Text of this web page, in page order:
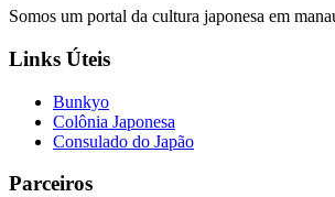
Somos um portal da cultura japonesa em
Links Úteis
Bunkyo
Colônia Japonesa
Consulado do Japão
Parceiros